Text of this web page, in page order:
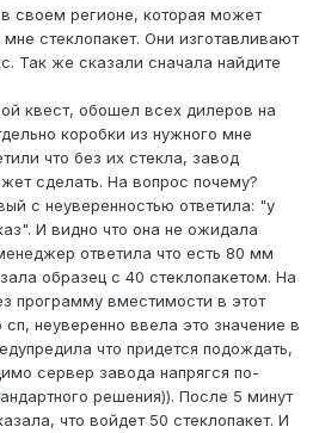
своем регионе, которая может
стеклопакет. Они изготавливают
Так же сказали сначала найдите
квест, обошел всех дилеров на
коробки из нужного мне
что без их стекла, завод
сделать. На вопрос почему?
с неуверенностью ответила: "у
И видно что она не ожидала
ответила что есть 80 мм
образец с 40 стеклопакетом. На
программу вместимости в этот
неуверенно ввела это значение в
что придется подождать,
сервер завода напрягся по-
решения)). После 5 минут
что войдет 50 стеклопакет. И